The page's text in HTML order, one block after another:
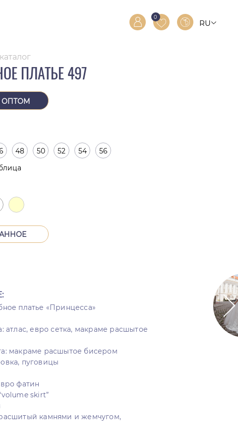
0
RU
ПЛАТЬЕ 497
ОПТОМ
48 50 52 54
56
платье «Принцесса»
атлас, евро сетка, макраме расшытое
макраме расшытое бисером
пуговицы
фатин
skirt”
камнями и жемчугом,